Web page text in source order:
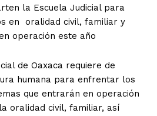
la Escuela Judicial para
en oralidad civil, familiar y
operación este año
de Oaxaca requiere de
humana para enfrentar los
que entrarán en operación
oralidad civil, familiar, así